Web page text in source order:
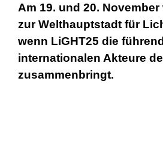
Am 19. und 20. November
zur Welthauptstadt für
wenn LiGHT25 die
internationalen Akteure
zusammenbringt.